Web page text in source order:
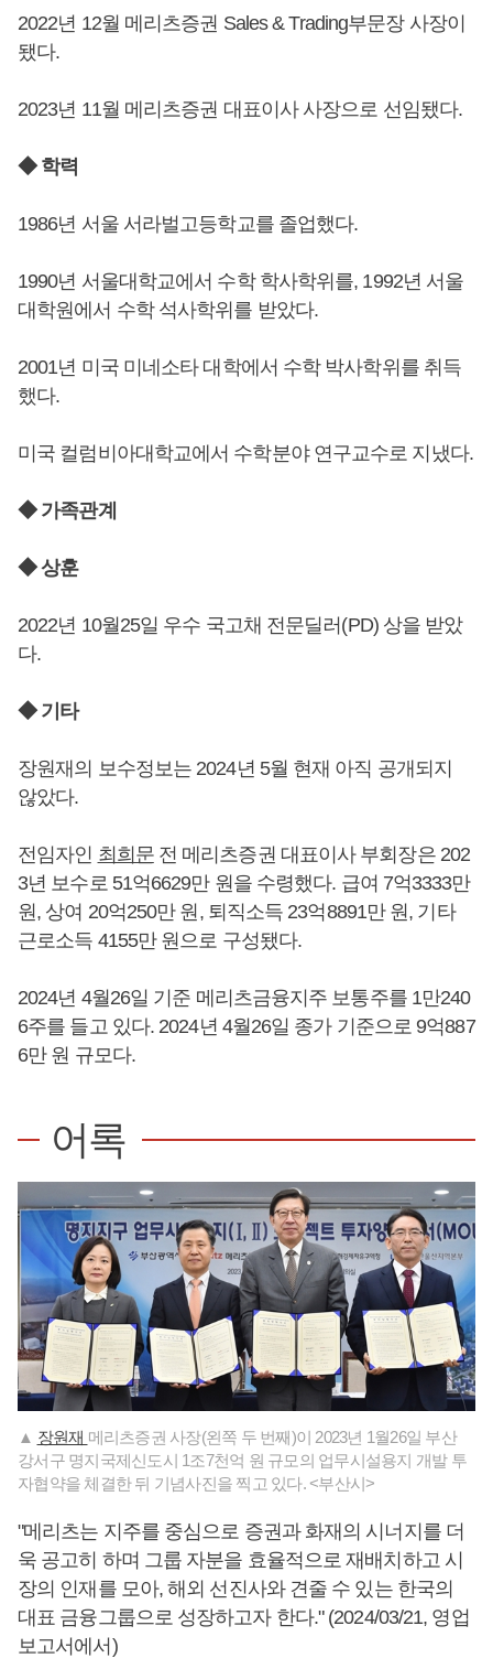
2022년 12월 메리츠증권 Sales & Trading부문장 사장이
됐다.
2023년 11월 메리츠증권 대표이사 사장으로 선임됐다.
◆ 학력
1986년 서울 서라벌고등학교를 졸업했다.
1990년 서울대학교에서 수학 학사학위를, 1992년 서울
대학원에서 수학 석사학위를 받았다.
2001년 미국 미네소타 대학에서 수학 박사학위를 취득
했다.
미국 컬럼비아대학교에서 수학분야 연구교수로 지냈다.
◆ 가족관계
◆ 상훈
2022년 10월25일 우수 국고채 전문딜러(PD) 상을 받았
다.
◆ 기타
장원재의 보수정보는 2024년 5월 현재 아직 공개되지
않았다.
전임자인 최희문전 메리츠증권 대표이사 부회장은 202
3년 보수로 51억6629만 원을 수령했다. 급여 7억3333만
원, 상여 20억250만 원, 퇴직소득 23억8891만 원, 기타
근로소득 4155만 원으로 구성됐다.
2024년 4월26일 기준 메리츠금융지주 보통주를 1만240
6주를 들고 있다. 2024년 4월26일 종가 기준으로 9억887
6만 원 규모다.
어록
▲ 장원재 메리츠증권 사장(왼쪽 두 번째)이 2023년 1월26일 부산
강서구 명지국제신도시 1조7천억 원 규모의 업무시설용지 개발 투
자협약을 체결한 뒤 기념사진을 찍고 있다. <부산시>
"메리츠는 지주를 중심으로 증권과 화재의 시너지를 더
욱 공고히 하며 그룹 자분을 효율적으로 재배치하고 시
장의 인재를 모아, 해외 선진사와 견줄 수 있는 한국의
대표 금융그룹으로 성장하고자 한다." (2024/03/21, 영업
보고서에서)